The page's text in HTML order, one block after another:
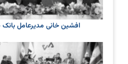
افشین خانی مدیرعامل